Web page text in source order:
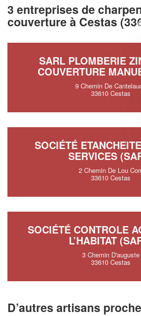
3 entreprises de
couverture à Cestas
SARL PLOMBERIE
COUVERTURE
9 Chemin De
33610 Cestas
SOCIÉTÉ
SERVICES
2 Chemin De Lou
33610 Cestas
SOCIÉTÉ CONTROLE
L’HABITAT
3 Chemin D'auguste
33610 Cestas
D’autres artisans
✕
Vous
Augmentez votre
vosmargestout
En